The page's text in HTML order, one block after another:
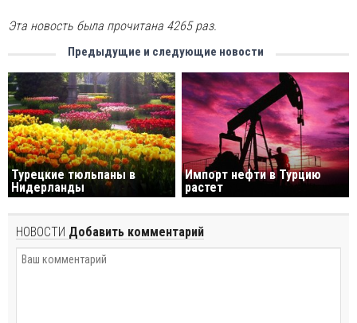
Эта новость была прочитана 4265 раз.
Предыдущие и следующие новости
Турецкие тюльпаны в
Нидерланды
Импорт нефти в Турцию
растет
НОВОСТИ Добавить комментарий